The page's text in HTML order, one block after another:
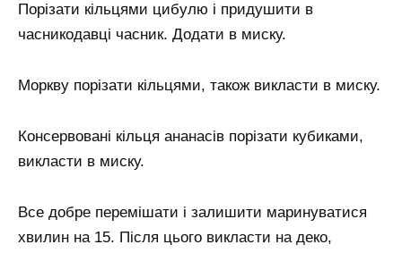
Порізати кільцями цибулю і придушити в
часникодавці часник. Додати в миску.
Моркву порізати кільцями, також викласти в миску.
Консервовані кільця ананасів порізати кубиками,
викласти в миску.
Все добре перемішати і залишити маринуватися
хвилин на 15. Після цього викласти на деко,